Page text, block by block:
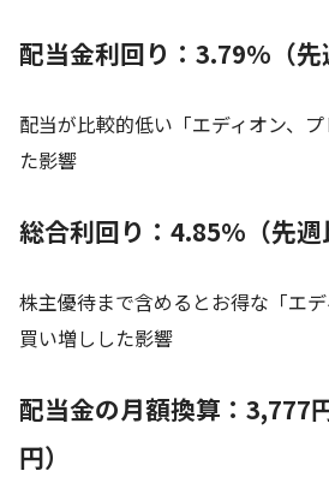
配当金利回り：3.79%（先
配当が比較的低い「エディオン、
た影響
総合利回り：4.85%（先週
株主優待まで含めるとお得な「エ
買い増しした影響
配当金の月額換算：3,777
円）